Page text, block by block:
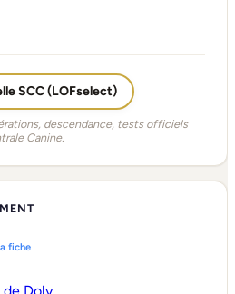
SCC (LOFselect)
descendance, tests officiels
Canine.
fiche